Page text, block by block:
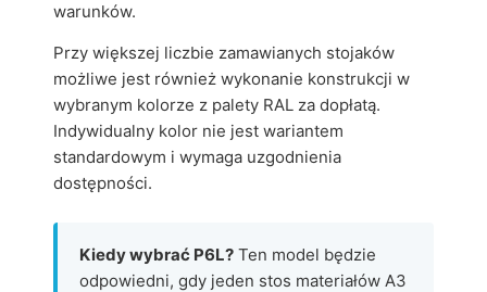
warunków.
Przy większej liczbie zamawianych stojaków
możliwe jest również wykonanie konstrukcji w
wybranym kolorze z palety RAL za dopłatą.
Indywidualny kolor nie jest wariantem
standardowym i wymaga uzgodnienia
dostępności.
Kiedy wybrać P6L? Ten model będzie
odpowiedni, gdy jeden stos materiałów A3